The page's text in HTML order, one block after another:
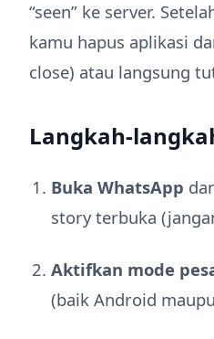
“seen” ke server.
kamu hapus aplikasi
close) atau langsung
Langkah-
Buka WhatsApp
story terbuka
Aktifkan mode
(baik Android